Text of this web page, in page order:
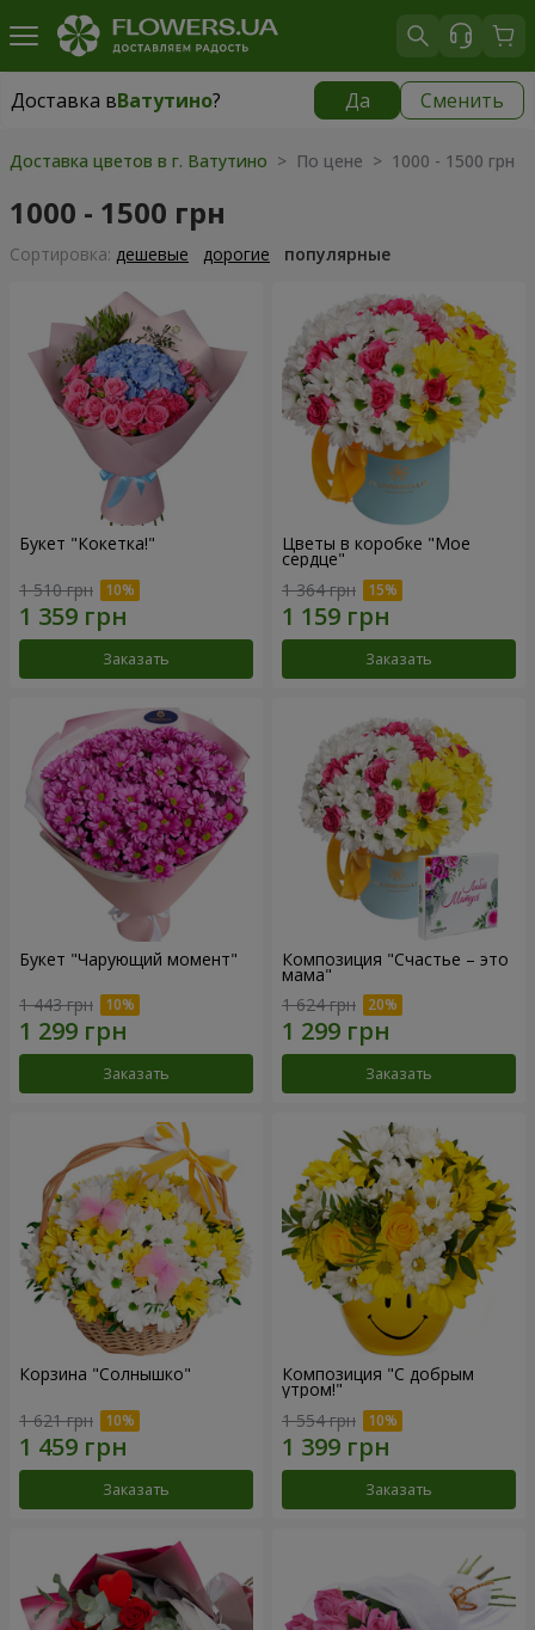
Доставка вВатутино? Да Сменить
Доставка вВатутино|
Доставка цветов в г. Ватутино > По цене > 1000 - 1500 грн
1000 - 1500 грн
Cортировка: дешевые дорогие популярные
Букет "Кокетка!"
1 510 грн
Заказать
Цветы в коробке "Мое
сердце"
1 364 грн
Заказать
Букет "Чарующий момент"
1 443 грн
Заказать
Композиция "Счастье – это
мама"
1 624 грн
Заказать
Корзина "Солнышко"
1 621 грн
Заказать
Композиция "С добрым
утром!"
1 554 грн
Заказать